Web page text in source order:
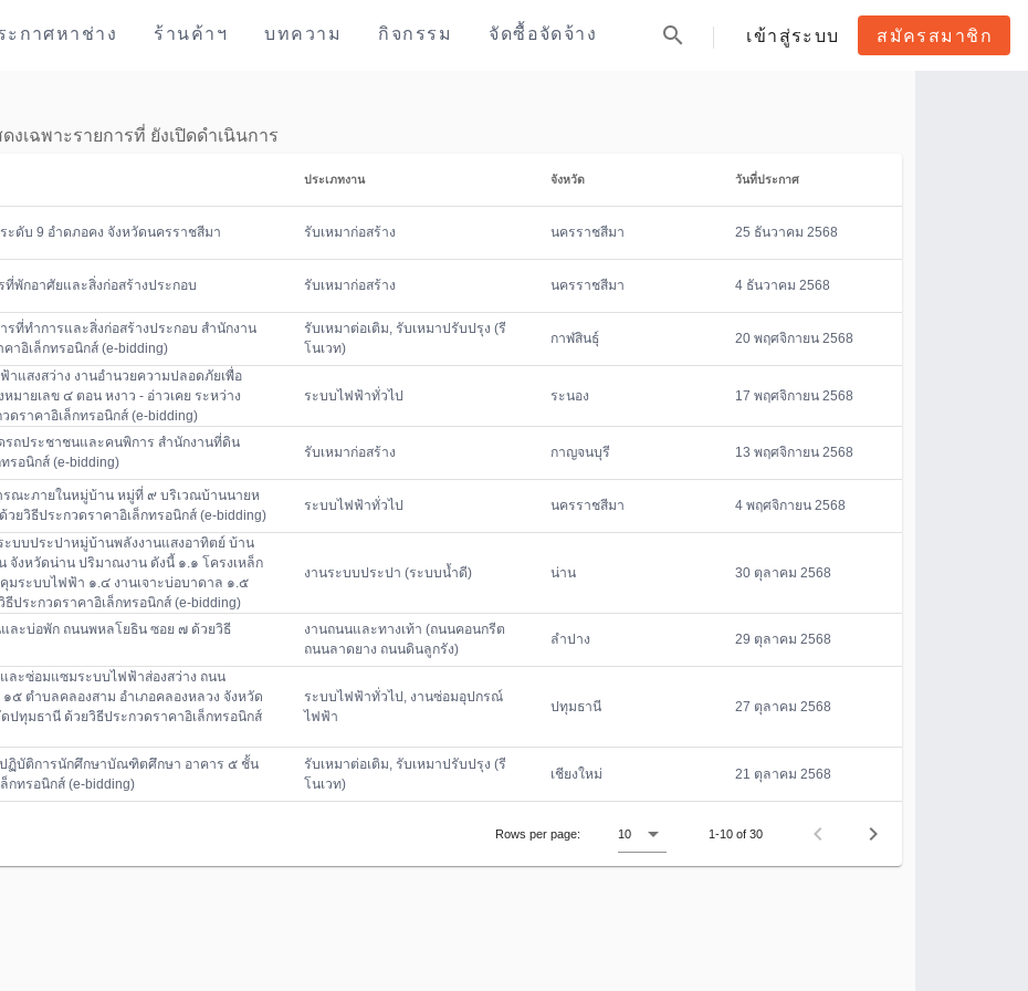
ะกาศหาช่าง ร้านค้าฯ บทความ กิจกรรม จัดซื้อจัดจ้าง search เข้าสู่ระบบ สมัครสมาชิก
งเฉพาะรายการที่ ยังเปิดดำเนินการ
ประเภทงาน จังหวัด วันที่ประกาศ
ะดับ 9 อำดภอคง จังหวัดนครราชสีมา รับเหมาก่อสร้าง นครราชสีมา 25 ธันวาคม 2568
ที่พักอาศัยและสิ่งก่อสร้างประกอบ รับเหมาก่อสร้าง นครราชสีมา 4 ธันวาคม 2568
รที่ทำการและสิ่งก่อสร้างประกอบ สำนักงาน
าอิเล็กทรอนิกส์ (e-bidding)
รับเหมาต่อเติม, รับเหมาปรับปรุง (รี
โนเวท)
กาฬสินธุ์ 20 พฤศจิกายน 2568
าแสงสว่าง งานอำนวยความปลอดภัยเพื่อ
มายเลข ๔ ตอน หงาว - อ่าวเคย ระหว่าง
ราคาอิเล็กทรอนิกส์ (e-bidding)
ระบบไฟฟ้าทั่วไป ระนอง 17 พฤศจิกายน 2568
รถประชาชนและคนพิการ สำนักงานที่ดิน
รอนิกส์ (e-bidding)
รับเหมาก่อสร้าง กาญจนบุรี 13 พฤศจิกายน 2568
รณะภายในหมู่บ้าน หมู่ที่ ๙ บริเวณบ้านนายห
ยวิธีประกวดราคาอิเล็กทรอนิกส์ (e-bidding)
ระบบไฟฟ้าทั่วไป นครราชสีมา 4 พฤศจิกายน 2568
ะบบประปาหมู่บ้านพลังงานแสงอาทิตย์ บ้าน
จังหวัดน่าน ปริมาณงาน ดังนี้ ๑.๑ โครงเหล็ก
มระบบไฟฟ้า ๑.๔ งานเจาะบ่อบาดาล ๑.๕
ประกวดราคาอิเล็กทรอนิกส์ (e-bidding)
งานระบบประปา (ระบบน้ำดี) น่าน 30 ตุลาคม 2568
และบ่อพัก ถนนพหลโยธิน ซอย ๗ ด้วยวิธี
งานถนนและทางเท้า (ถนนคอนกรีต
ถนนลาดยาง ถนนดินลูกรัง)
ลำปาง 29 ตุลาคม 2568
ละซ่อมแซมระบบไฟฟ้าส่องสว่าง ถนน
๕ ตำบลคลองสาม อำเภอคลองหลวง จังหวัด
ทุมธานี ด้วยวิธีประกวดราคาอิเล็กทรอนิกส์
ระบบไฟฟ้าทั่วไป, งานซ่อมอุปกรณ์
ไฟฟ้า
ปทุมธานี 27 ตุลาคม 2568
ปฏิบัติการนักศึกษาบัณฑิตศึกษา อาคาร ๕ ชั้น
กทรอนิกส์ (e-bidding)
รับเหมาต่อเติม, รับเหมาปรับปรุง (รี
โนเวท)
เชียงใหม่ 21 ตุลาคม 2568
Rows per page: 10 1-10 of 30